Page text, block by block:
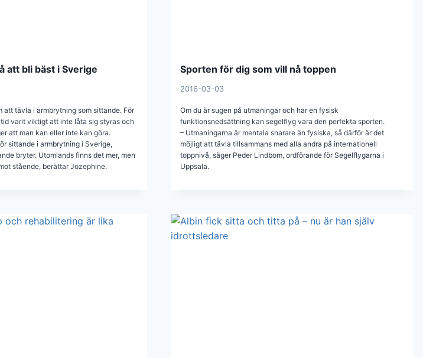
att bli bäst i Sverige
att tävla i armbrytning som sittande. För
varit viktigt att inte låta sig styras och
att man kan eller inte kan göra.
sittande i armbrytning i Sverige,
bryter. Utomlands finns det mer, men
stående, berättar Jozephine.
Sporten för dig som vill nå toppen
2016-03-03
Om du är sugen på utmaningar och har en fysisk
funktionsnedsättning kan segelflyg vara den perfekta sporten.
– Utmaningarna är mentala snarare än fysiska, så därför är det
möjligt att tävla tillsammans med alla andra på internationell
toppnivå, säger Peder Lindbom, ordförande för Segelflygarna i
Uppsala.